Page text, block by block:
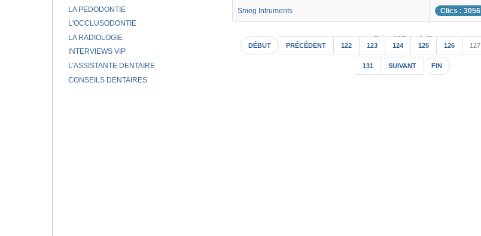
Smeg Intruments Clics : 3056
Page 127 sur 147
DÉBUT PRÉCÉDENT 122 123 124 125 126 127
131 SUIVANT FIN
LA PEDODONTIE
L'OCCLUSODONTIE
LA RADIOLOGIE
INTERVIEWS VIP
L'ASSISTANTE DENTAIRE
CONSEILS DENTAIRES